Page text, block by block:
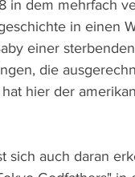
in dem mehrfach
in einen
einer
die
hier der
sich auch daran